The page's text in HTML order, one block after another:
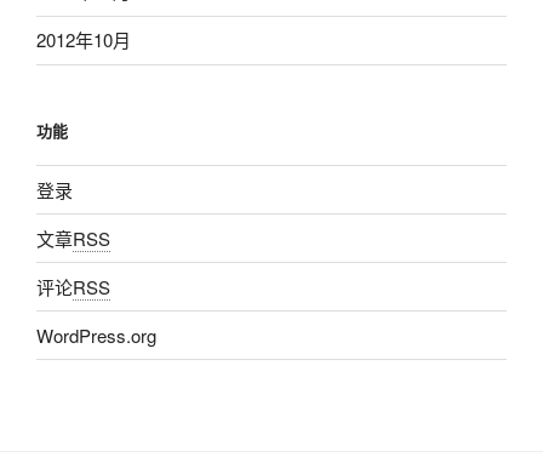
2012年10月
功能
登录
文章RSS
评论RSS
WordPress.org